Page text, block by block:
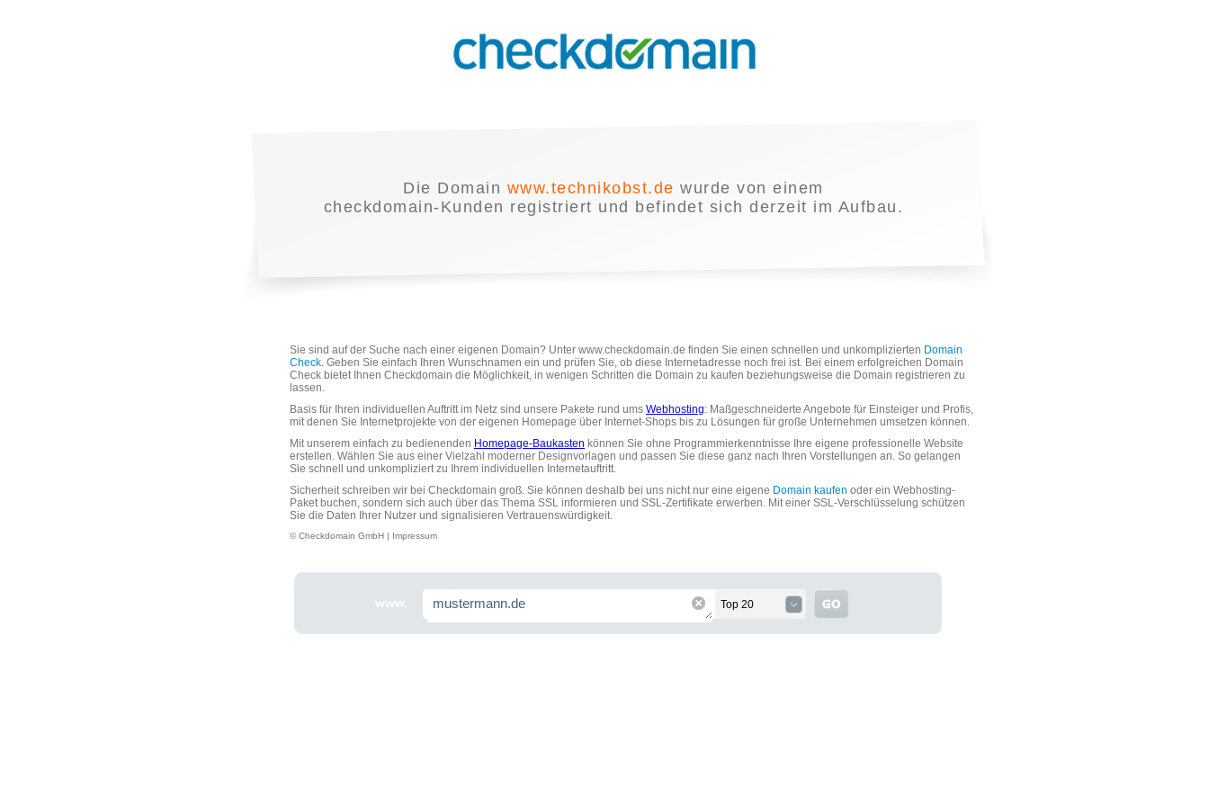
Die Domain www.technikobst.de wurde von einem
checkdomain-Kunden registriert und befindet sich derzeit im Aufbau.
Sie sind auf der Suche nach einer eigenen Domain? Unter www.checkdomain.de finden Sie einen schnellen und unkomplizierten Domain
Check. Geben Sie einfach Ihren Wunschnamen ein und prüfen Sie, ob diese Internetadresse noch frei ist. Bei einem erfolgreichen Domain
Check bietet Ihnen Checkdomain die Möglichkeit, in wenigen Schritten die Domain zu kaufen beziehungsweise die Domain registrieren zu
lassen.
Basis für Ihren individuellen Auftritt im Netz sind unsere Pakete rund ums Webhosting: Maßgeschneiderte Angebote für Einsteiger und Profis,
mit denen Sie Internetprojekte von der eigenen Homepage über Internet-Shops bis zu Lösungen für große Unternehmen umsetzen können.
Mit unserem einfach zu bedienenden Homepage-Baukasten können Sie ohne Programmierkenntnisse Ihre eigene professionelle Website
erstellen. Wählen Sie aus einer Vielzahl moderner Designvorlagen und passen Sie diese ganz nach Ihren Vorstellungen an. So gelangen
Sie schnell und unkompliziert zu Ihrem individuellen Internetauftritt.
Sicherheit schreiben wir bei Checkdomain groß. Sie können deshalb bei uns nicht nur eine eigene Domain kaufen oder ein Webhosting-
Paket buchen, sondern sich auch über das Thema SSL informieren und SSL-Zertifikate erwerben. Mit einer SSL-Verschlüsselung schützen
Sie die Daten Ihrer Nutzer und signalisieren Vertrauenswürdigkeit.
© Checkdomain GmbH | Impressum
www. Top 20